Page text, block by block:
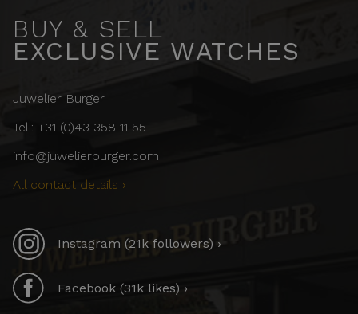
BUY & SELL
EXCLUSIVE WATCHES
Juwelier Burger
Tel.: +31 (0)43 358 11 55
info@juwelierburger.com
All contact details ›
Instagram (21k followers) ›
Facebook (31k likes) ›